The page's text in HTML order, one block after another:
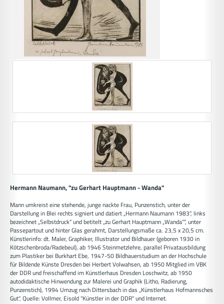
Hermann Naumann, "zu Gerhart Hauptmann - Wanda"
Mann umkreist eine stehende, junge nackte Frau, Punzenstich, unter der
Darstellung in Blei rechts signiert und datiert „Hermann Naumann 1983“, links
bezeichnet „Selbstdruck“ und betitelt „zu Gerhart Hauptmann „Wanda““, unter
Passepartout und hinter Glas gerahmt, Darstellungsmaße ca. 23,5 x 20,5 cm.
Künstlerinfo: dt. Maler, Graphiker, Illustrator und Bildhauer (geboren 1930 in
Kötzschenbroda/Radebeul), ab 1946 Steinmetzlehre, parallel Privatausbildung
zum Plastiker bei Burkhart Ebe, 1947-50 Bildhauerstudium an der Hochschule
für Bildende Künste Dresden bei Herbert Volwahsen, ab 1950 Mitglied im VBK
der DDR und freischaffend im Künstlerhaus Dresden Loschwitz, ab 1950
autodidaktische Hinwendung zur Malerei und Graphik (Litho, Radierung,
Punzenstich), 1994 Umzug nach Dittersbach in das „Künstlerhaus Hofmannsches
Gut“, Quelle: Vollmer, Eisold "Künstler in der DDR" und Internet.